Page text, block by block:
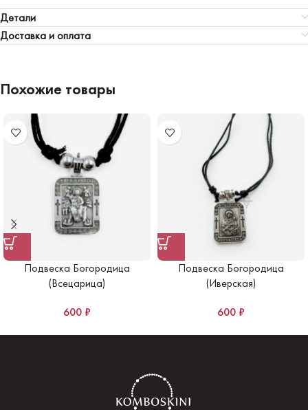
Детали
Доставка и оплата
Похожие товары
Подвеска Богородица
(Всецарица)
600 ₽
Подвеска Богородица
(Иверская)
600 ₽